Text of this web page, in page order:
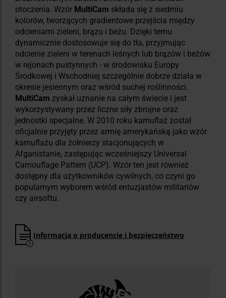
otoczenia. Wzór MultiCam składa się z siedmiu
kolorów, tworzących gradientowe przejścia między
odcieniami zieleni, brązu i beżu. Dzięki temu
dynamicznie dostosowuje się do tła, przyjmując
odcienie zieleni w terenach leśnych lub brązów i beżów
w rejonach pustynnych - w środowisku Europy
Środkowej i Wschodniej szczególnie dobrze działa w
okresie jesiennym oraz wśród suchej roślinności.
MultiCam zyskał uznanie na całym świecie i jest
wykorzystywany przez liczne siły zbrojne oraz
jednostki specjalne. W 2010 roku kamuflaż został
oficjalnie przyjęty przez armię amerykańską jako wzór
kamuflażu dla żołnierzy stacjonujących w
Afganistanie, zastępując wcześniejszy Universal
Camouflage Pattern (UCP). Wzór ten jest również
dostępny dla użytkowników cywilnych, co czyni go
popularnym wyborem wśród entuzjastów militariów
czy airsoftu.
Informacja o producencie i bezpieczeństwo